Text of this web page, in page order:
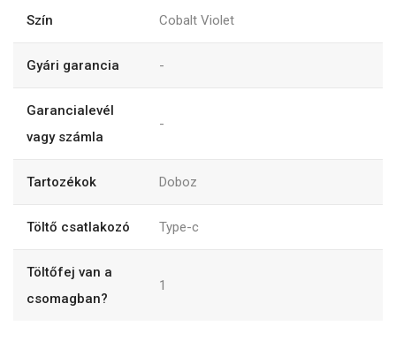
Szín Cobalt Violet
Gyári garancia -
Garancialevél
vagy számla
-
Tartozékok Doboz
Töltő csatlakozó Type-c
Töltőfej van a
csomagban?
1